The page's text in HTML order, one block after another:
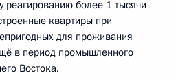
реагированию более 1 тысячи
квартиры при
для проживания
в период промышленного
Востока.